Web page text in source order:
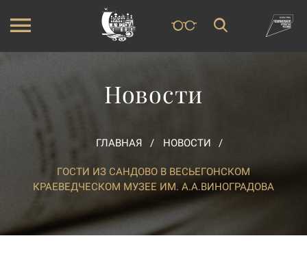
Новости
ГЛАВНАЯ НОВОСТИ
ГОСТИ ИЗ САНДОВО В ВЕСЬЕГОНСКОМ
КРАЕВЕДЧЕСКОМ МУЗЕЕ ИМ. А.А.ВИНОГРАДОВА